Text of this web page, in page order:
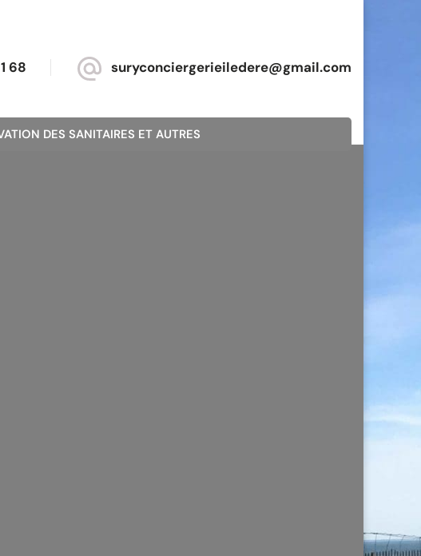
68 suryconciergerieiledere@gmail.com
DES SANITAIRES ET AUTRES